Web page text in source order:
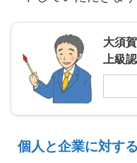
大須
上級
個人と企業に対す